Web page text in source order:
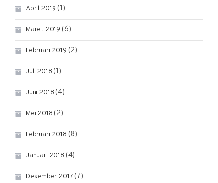
April 2019 (1)
Maret 2019 (6)
Februari 2019 (2)
Juli 2018 (1)
Juni 2018 (4)
Mei 2018 (2)
Februari 2018 (8)
Januari 2018 (4)
Desember 2017 (7)